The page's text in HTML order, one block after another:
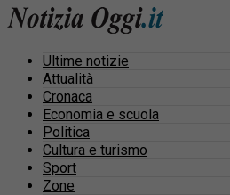
Ultime notizie
Attualità
Cronaca
Economia e scuola
Politica
Cultura e turismo
Sport
Zone